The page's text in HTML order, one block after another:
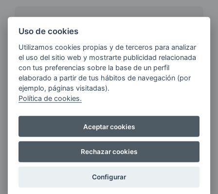
¿QUIERES ESTAR AL DÍA DE
LAS
ÚLTIMAS NOVEDADES?
E-MAIL
Quiero recibir las últimas novedades de AVIA
ENERGIAS por cualquier medio, incluido
Uso de cookies
Utilizamos cookies propias y de terceros para analizar
el uso del sitio web y mostrarte publicidad relacionada
con tus preferencias sobre la base de un perfil
elaborado a partir de tus hábitos de navegación (por
ejemplo, páginas visitadas).
Política de cookies.
Aceptar cookies
Rechazar cookies
Configurar